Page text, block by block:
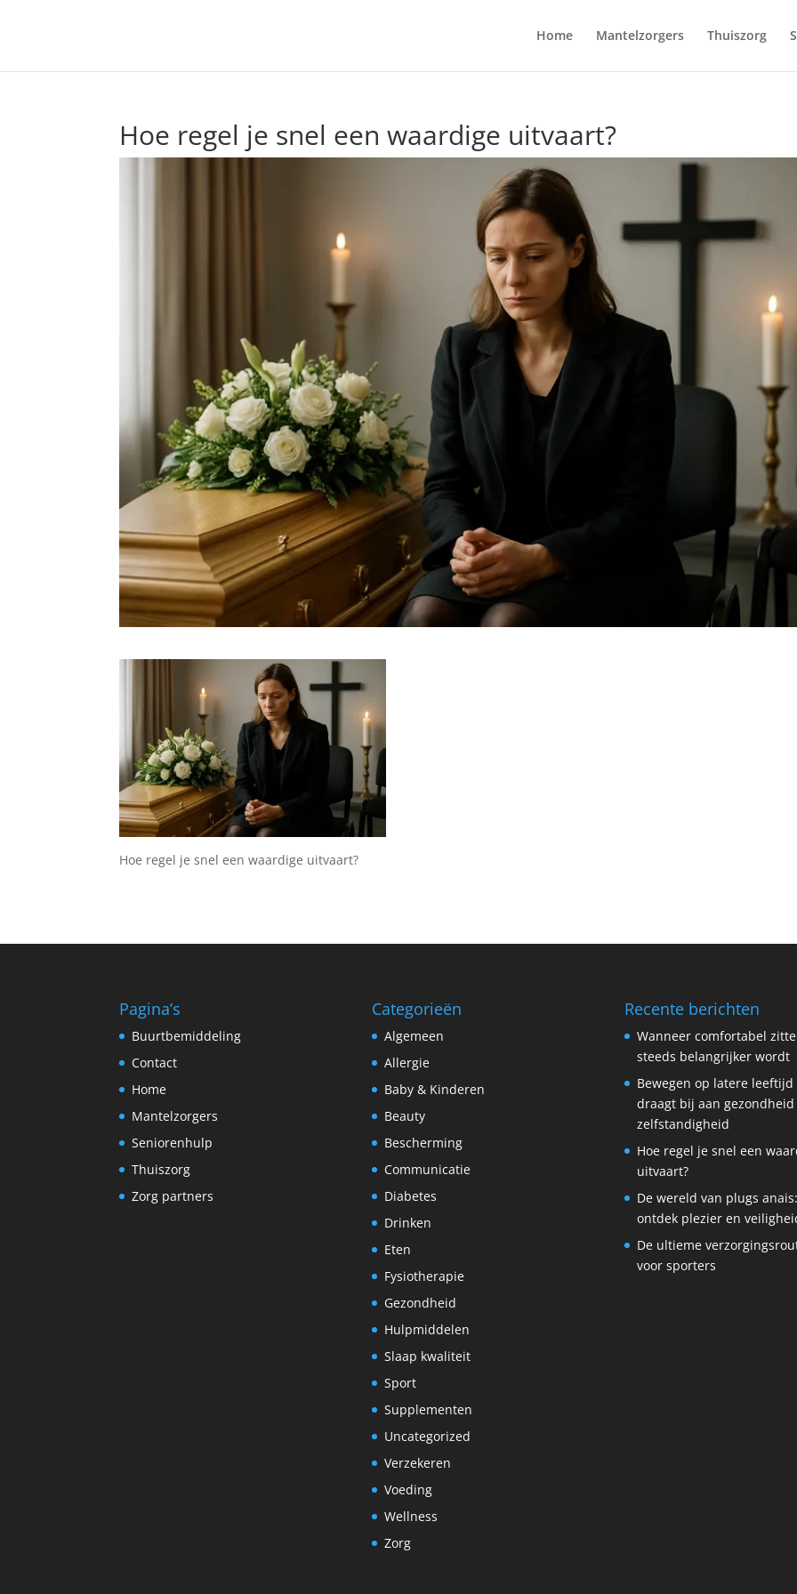
Home Mantelzorgers Thuiszorg
Hoe regel je snel een waardige uitvaart?
Hoe regel je snel een waardige uitvaart?
Pagina’s
Buurtbemiddeling
Contact
Home
Mantelzorgers
Seniorenhulp
Thuiszorg
Zorg partners
Categorieën
Algemeen
Allergie
Baby & Kinderen
Beauty
Bescherming
Communicatie
Diabetes
Drinken
Eten
Fysiotherapie
Gezondheid
Hulpmiddelen
Slaap kwaliteit
Sport
Supplementen
Uncategorized
Verzekeren
Voeding
Wellness
Zorg
Recente berichten
Wanneer comfortabel
steeds belangrijker wordt
Bewegen op latere leeftijd
draagt bij aan gezondheid
zelfstandigheid
Hoe regel je snel een
uitvaart?
De wereld van plugs anais:
ontdek plezier en
De ultieme
voor sporters